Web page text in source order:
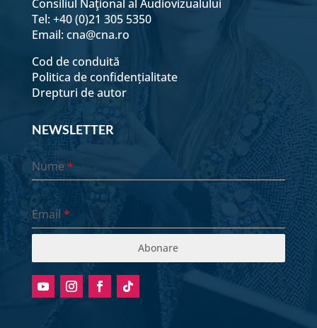
Consiliul Naţional al Audiovizualului
Tel: +40 (0)21 305 5350
Email: cna@cna.ro
Cod de conduită
Politica de confidențialitate
Drepturi de autor
NEWSLETTER
Nume*
Email *
Abonare